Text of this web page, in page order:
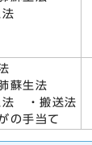
蘇生法
法 ・搬送法
の手当て